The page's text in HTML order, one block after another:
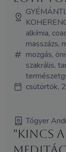
alkímia,
masszázs,
mozgás,
szakrális,
csütörtök,
Tógyer
"Kincs